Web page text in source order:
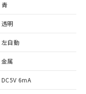
青
透明
左自動
金属
DC5V 6mA